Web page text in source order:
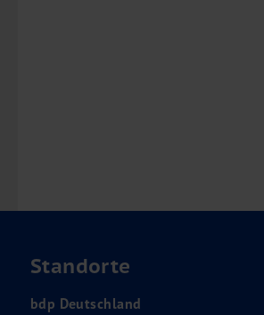
Standorte
bdp Deutschland